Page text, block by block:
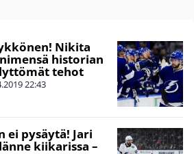
Nikita
historian
tehot
22:43
ei pysäytä! Jari
kiikarissa –